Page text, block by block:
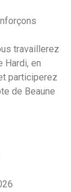
travaillerez
Hardi, en
participerez
de Beaune